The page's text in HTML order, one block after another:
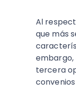
Al
que más
embargo,
tercera